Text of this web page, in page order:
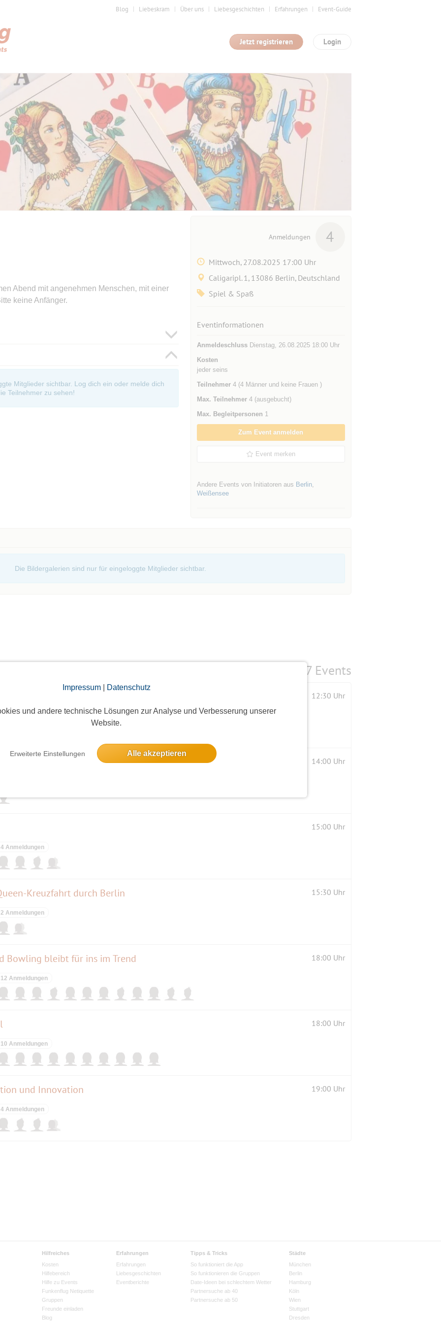
Impressum| Datenschutz
und andere technische Lösungen zur Analyse und Verbesserung unserer
Website.
Erweiterte Einstellungen Alle akzeptieren
Blog Liebeskram Über uns Liebesgeschichten Erfahrungen Event-Guide
Login
Jetzt registrieren
Abend mit angenehmen Menschen, mit einer
keine Anfänger.
Mitglieder sichtbar. Log dich ein oder melde dich
Teilnehmer zu sehen!
Anmeldungen 4
Mittwoch, 27.08.2025 17:00 Uhr
Caligaripl. 1, 13086 Berlin, Deutschland
Spiel & Spaß
Eventinformationen
AnmeldeschlussDienstag, 26.08.2025 18:00 Uhr
Kosten
jeder seins
Teilnehmer4 (4 Männer und keine Frauen )
Max. Teilnehmer4 (ausgebucht)
Max. Begleitpersonen 1
Zum Event anmelden
Event merken
Andere Events von Initiatoren aus Berlin,
Weißensee
Die Bildergalerien sind nur für eingeloggte Mitglieder sichtbar.
7 Events
12:30 Uhr
12 Anmeldungen
Luise 14:00 Uhr
15:00 Uhr
4 Anmeldungen
Kreuzfahrt durch Berlin 15:30 Uhr
2 Anmeldungen
Bowling bleibt für ins im Trend 18:00 Uhr
12 Anmeldungen
18:00 Uhr
10 Anmeldungen
und Innovation 19:00 Uhr
4 Anmeldungen
Hilfreiches
Kosten
Hilfebereich
Hilfe zu Events
Funkenflug Netiquette
Gruppen
Freunde einladen
Blog
Erfahrungen
Erfahrungen
Liebesgeschichten
Eventberichte
Tipps & Tricks
So funktioniert die App
So funktionieren die Gruppen
Date-Ideen bei schlechtem Wetter
Partnersuche ab 40
Partnersuche ab 50
Städte
München
Berlin
Hamburg
Köln
Wien
Stuttgart
Dresden